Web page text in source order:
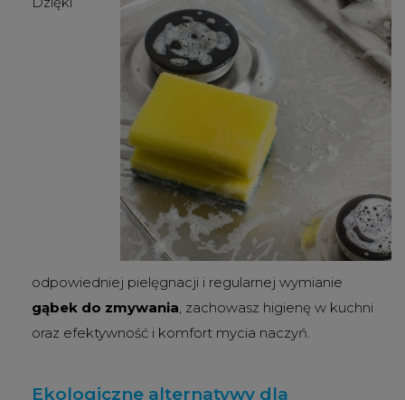
odpowiedniej pielęgnacji i regularnej wymianie
gąbek do zmywania, zachowasz higienę w kuchni
oraz efektywność i komfort mycia naczyń.
Ekologiczne alternatywy dla